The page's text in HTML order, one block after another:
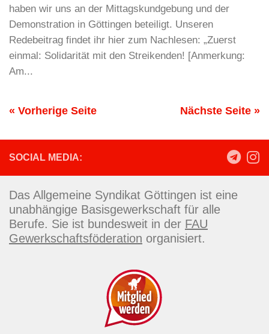
haben wir uns an der Mittagskundgebung und der
Demonstration in Göttingen beteiligt. Unseren
Redebeitrag findet ihr hier zum Nachlesen: „Zuerst
einmal: Solidarität mit den Streikenden! [Anmerkung:
Am...
« Vorherige Seite Nächste Seite »
SOCIAL MEDIA:
Das Allgemeine Syndikat Göttingen ist eine
unabhängige Basisgewerkschaft für alle
Berufe. Sie ist bundesweit in der FAU
Gewerkschaftsföderation organisiert.